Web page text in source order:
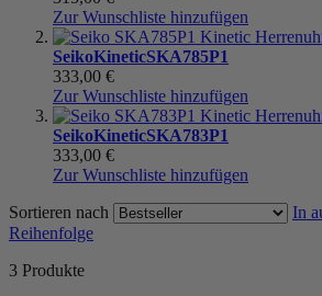
Zur Wunschliste hinzufügen
SeikoKineticSKA785P1
333,00 €
Zur Wunschliste hinzufügen
SeikoKineticSKA783P1
333,00 €
Zur Wunschliste hinzufügen
Sortieren nach
In
Reihenfolge
3 Produkte